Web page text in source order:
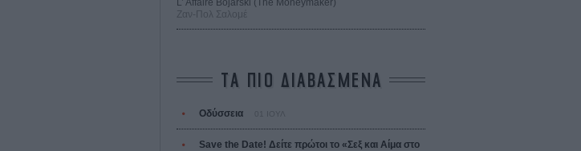
L’ Affaire Bojarski (The Moneymaker)
Ζαν-Πολ Σαλομέ
ΤΑ ΠΙΟ ΔΙΑΒΑΣΜΕΝΑ
Οδύσσεια
Save the Date! Δείτε πρώτοι το «Σεξ και Αίμα στο